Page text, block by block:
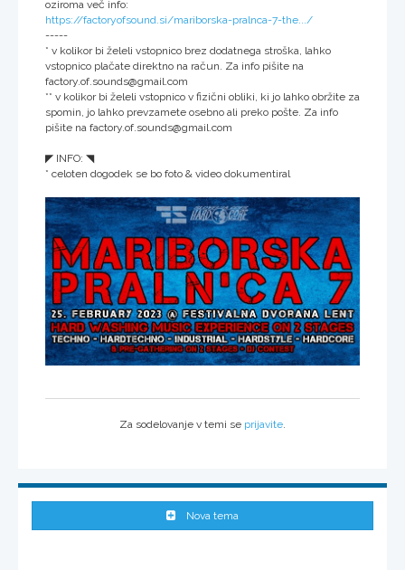
oziroma več info:
https://factoryofsound.si/mariborska-pralnca-7-the.../
-----
* v kolikor bi želeli vstopnico brez dodatnega stroška, lahko
vstopnico plačate direktno na račun. Za info pišite na
factory.of.sounds@gmail.com
** v kolikor bi želeli vstopnico v fizični obliki, ki jo lahko obržite za
spomin, jo lahko prevzamete osebno ali preko pošte. Za info
pišite na factory.of.sounds@gmail.com
◤ INFO: ◥
* celoten dogodek se bo foto & video dokumentiral
Za sodelovanje v temi se prijavite.
Nova tema